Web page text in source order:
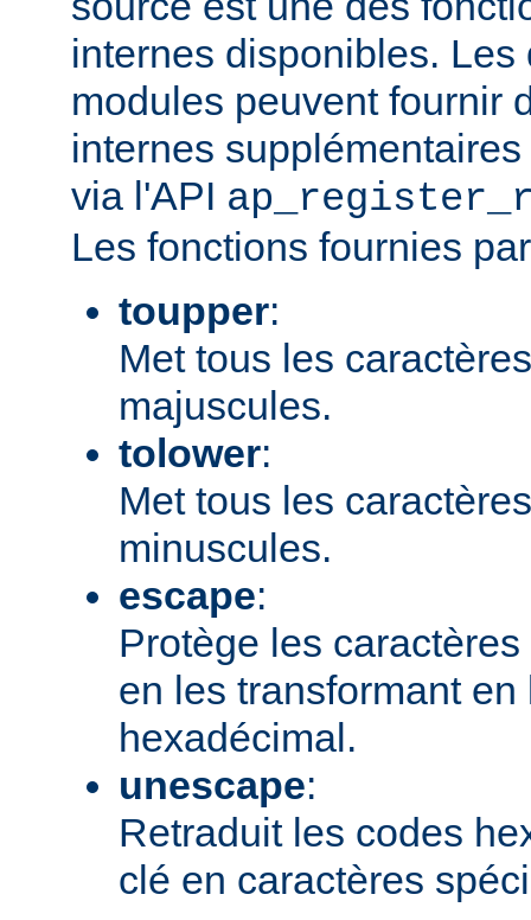
internes disponibles.
modules peuvent fournir
internes
via l'API
Les fonctions fournies
toupper:
Met tous les
majuscules.
tolower:
Met tous les
minuscules.
escape:
Protège les
en les transformant en
hexadécimal.
unescape:
Retraduit les codes
clé en caractères